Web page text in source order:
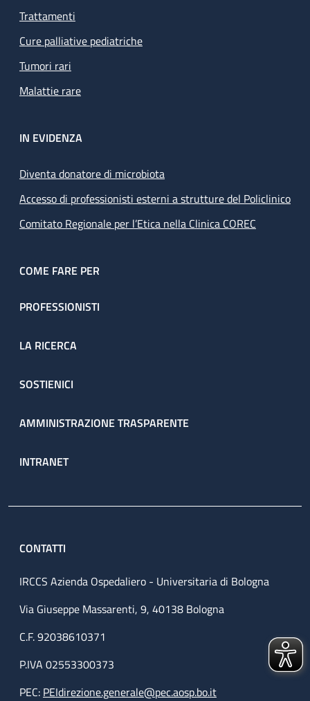
Trattamenti
Cure palliative pediatriche
Tumori rari
Malattie rare
IN EVIDENZA
Diventa donatore di microbiota
Accesso di professionisti esterni a strutture del Policlinico
Comitato Regionale per l’Etica nella Clinica COREC
COME FARE PER
PROFESSIONISTI
LA RICERCA
SOSTIENICI
AMMINISTRAZIONE TRASPARENTE
INTRANET
CONTATTI
IRCCS Azienda Ospedaliero - Universitaria di Bologna
Via Giuseppe Massarenti, 9, 40138 Bologna
C.F. 92038610371
P.IVA 02553300373
PEC: PEIdirezione.generale@pec.aosp.bo.it